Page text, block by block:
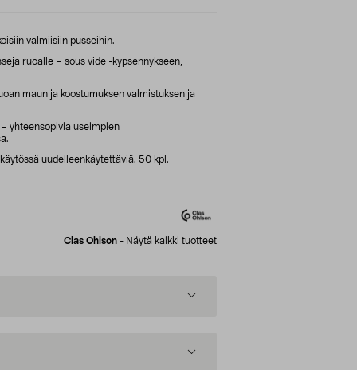
valmiisiin pusseihin.
ruoalle – sous vide -kypsennykseen,
maun ja koostumuksen valmistuksen ja
yhteensopivia useimpien
uudelleenkäytettäviä. 50 kpl.
Clas Ohlson - Näytä kaikki tuotteet